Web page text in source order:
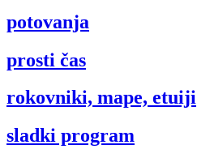
potovanja
prosti čas
rokovniki, mape, etuiji
sladki program